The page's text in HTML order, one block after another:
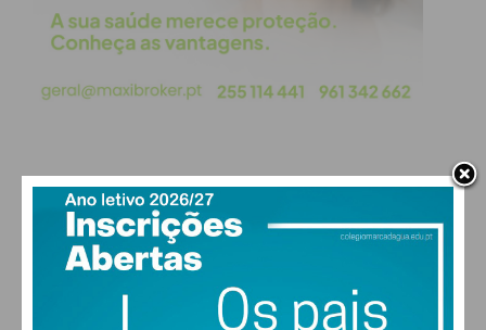
PAÇOS DE FERREIRA
18°
vento: 1m/s E
MAX 18 • MIN 18